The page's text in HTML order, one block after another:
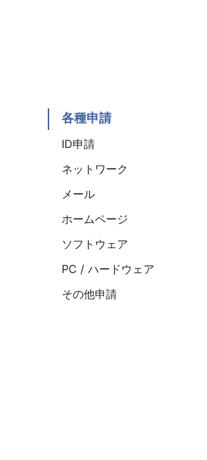
各種申請
ID申請
ネットワーク
メール
ホームページ
ソフトウェア
PC / ハードウェア
その他申請